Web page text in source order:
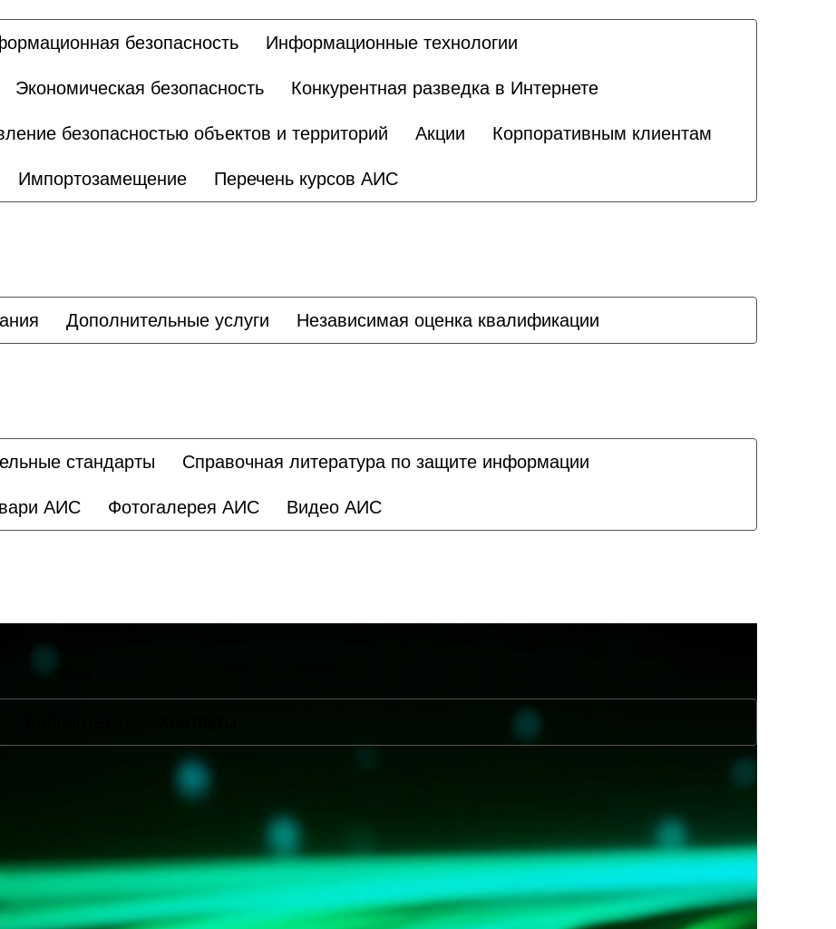
безопасность Информационные технологии
Экономическая безопасность Конкурентная разведка в Интернете
безопасностью объектов и территорий Акции Корпоративным клиентам
Импортозамещение Перечень курсов АИС
Дополнительные услуги Независимая оценка квалификации
стандарты Справочная литература по защите информации
АИС Фотогалерея АИС Видео АИС